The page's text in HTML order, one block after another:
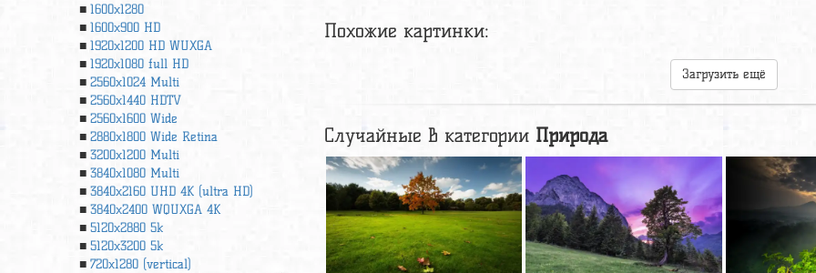
1600x1280
1600x900 HD
1920x1200 HD WUXGA
1920х1080 full HD
2560x1024 Multi
2560x1440 HDTV
2560x1600 Wide
2880x1800 Wide Retina
3200x1200 Multi
3840x1080 Multi
3840x2160 UHD 4К (ultra HD)
3840x2400 WQUXGA 4K
5120x2880 5k
5120x3200 5k
720x1280 (vertical)
Похожие картинки:
Загрузить ещё
Случайные в категории Природа